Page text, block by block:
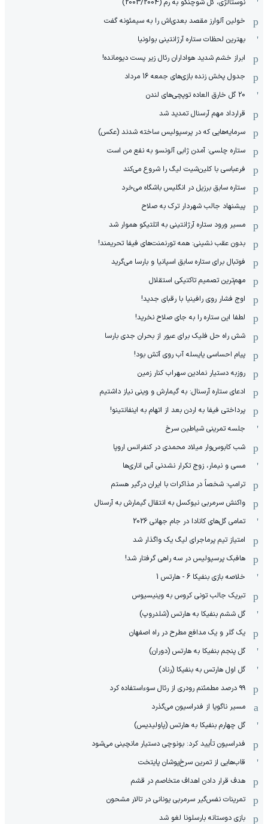
نوستالژی، گل شوچنکو به رم (2003/2004)
خولین آلوارز مقصد بعدی‌اش را به سیمئونه گفت
بهترین لحظات ستاره آرژانتینی بولونیا
ابراز خشم شدید هواداران رئال زیر پست دیومانده!
جدول پخش زنده بازی‌های جمعه 16 مرداد
20 گل خارق العاده توپچی‌های لندن
قرارداد مهم آرسنال تمدید شد
سرمایه‌هایی که در پرسپولیس ساخته شدند (عکس)
ستاره چلسی: آمدن ژابی آلونسو به نفع من است
فرعباسی با کلین‌شیت لیگ را شروع می‌کند
ستاره سابق برزیل در انگلیس باشگاه می‌خرد
پیشنهاد جالب شهردار ترک به صلاح
مسیر ورود ستاره آرژانتینی به اتلتیکو هموار شد
بدون عقب نشینی: همه تورنمنت‌های فیفا تحریمند!
فوتبال برای ستاره سابق اسپانیا و بارسا می‌گرید
مهم‌ترین تصمیم تاکتیکی استقلال
اوج فشار روی رافینیا با رقبای جدید!
لطفا این ستاره را به جای صلاح نخرید!
شش راه حل فلیک برای عبور از بحران جدی بارسا
پیام احساسی یایسله آب روی آتش بود!
روزبه دستیار نمادین سهراب کنار زمین
ادعای ستاره آرسنال: به گیمارش و وینی نیاز داشتیم
پرداختی فیفا به اردن بعد از اتهام به اینفانتینو!
جلسه تمرینی شیاطین سرخ
شب کابوس‌وار میلاد محمدی در کنفرانس اروپا
مسی و نیمار، زوج تکرار نشدنی آبی اناری‌ها
ترامپ: شخصاً در مذاکرات با ایران درگیر هستم
واکنش سرمربی نیوکسل به انتقال گیمارش به آرسنال
تمامی گل‌های کانادا در جام جهانی 2026
امتیاز تیم پرماجرای لیگ یک واگذار شد
هافبک پرسپولیس در سه راهی گرفتار شد!
خلاصه بازی بنفیکا 6 - هارتس 1
تبریک جالب تونی کروس به وینیسیوس
گل ششم بنفیکا به هارتس (شلدروپ)
یک گلر و یک مدافع مطرح در راه اصفهان
گل پنجم بنفیکا به هارتس (دوران)
گل اول هارتس به بنفیکا (رناد)
۹۹ درصد مطمئنم رودری از رئال سوءاستفاده کرد
مسیر ناگویا از فدراسیون می‌گذرد
گل چهارم بنفیکا به هارتس (پاولیدیس)
فدراسیون تأیید کرد: بونوچی دستیار مانچینی می‌شود
قاب‌هایی از تمرین سرخ‌پوشان پایتخت
هدف قرار دادن اهداف متخاصم در قشم
‏تمرینات نفس‌گیر سرمربی یونانی در تالار مشحون
بازی دوستانه بارسلونا لغو شد